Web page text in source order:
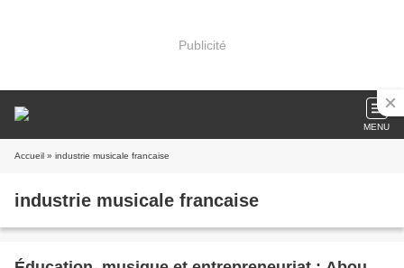
Publicité
MENU
Accueil » industrie musicale francaise
industrie musicale francaise